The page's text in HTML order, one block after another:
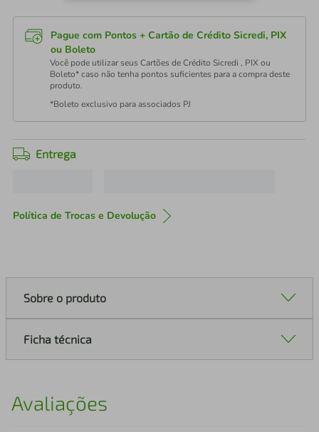
Pague com Pontos + Cartão de Crédito Sicredi, PIX
ou Boleto
Você pode utilizar seus Cartões de Crédito Sicredi , PIX ou
Boleto* caso não tenha pontos suficientes para a compra deste
produto.
*Boleto exclusivo para associados PJ
Entrega
Política de Trocas e Devolução
Sobre o produto
Ficha técnica
Avaliações